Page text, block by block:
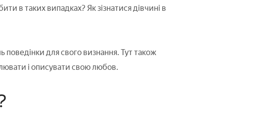
в таких випадках? Як зізнатися дівчині в
для свого визнання. Тут також
і описувати свою любов.